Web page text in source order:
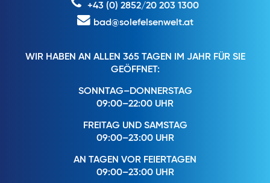
+43 (0) 2852/20 203 1300
bad@solefelsenwelt.at
WIR HABEN AN ALLEN 365 TAGEN IM JAHR FÜR SIE
GEÖFFNET:
SONNTAG–DONNERSTAG
09:00–22:00 UHR
FREITAG UND SAMSTAG
09:00–23:00 UHR
AN TAGEN VOR FEIERTAGEN
09:00–23:00 UHR